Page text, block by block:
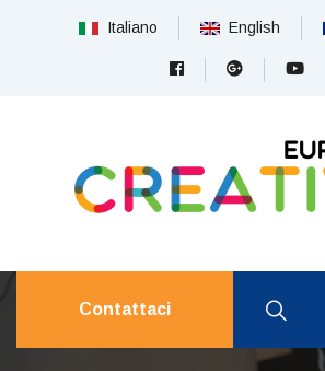
Italiano English
Contattaci